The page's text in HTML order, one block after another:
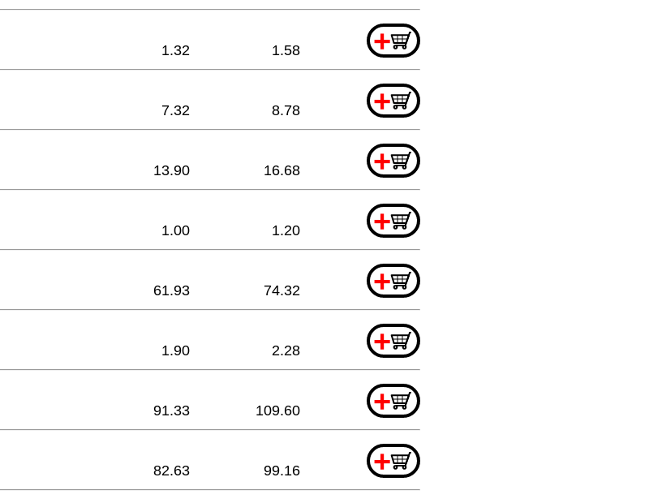
+
1.32 1.58
+
7.32 8.78
+
13.90 16.68
+
1.00 1.20
+
61.93 74.32
+
1.90 2.28
+
91.33 109.60
+
82.63 99.16